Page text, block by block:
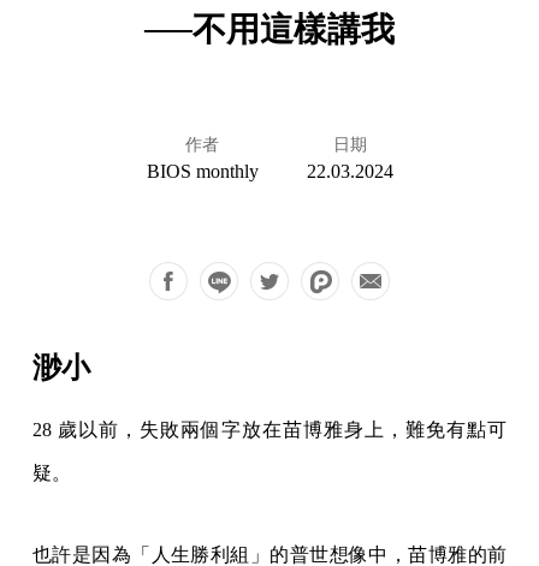
──不用這樣講我
作者
BIOS monthly
日期
22.03.2024
渺小
28 歲以前，失敗兩個字放在苗博雅身上，難免有點可
疑。
也許是因為「人生勝利組」的普世想像中，苗博雅的前